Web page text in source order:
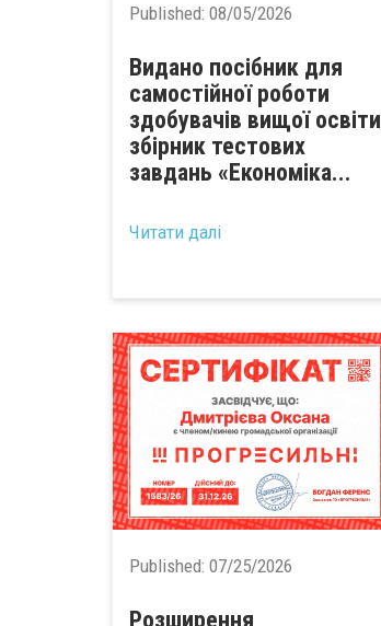
Published: 08/05/2026
Видано посібник для
самостійної роботи
здобувачів вищої освіти
збірник тестових
завдань «Економіка...
Читати далі
Published: 07/25/2026
Розширення